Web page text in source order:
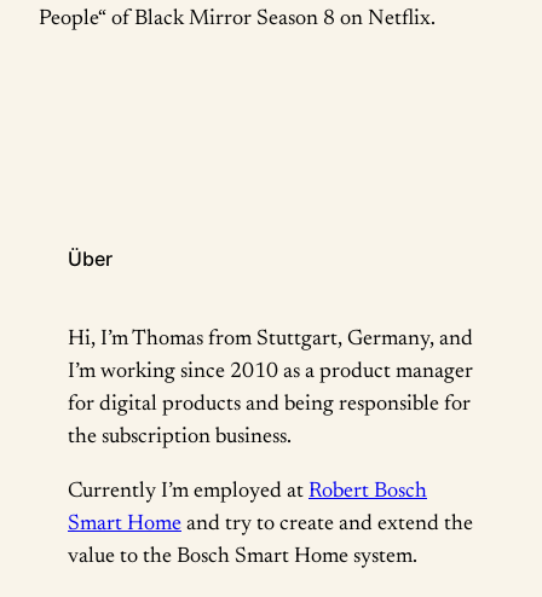
People“ of Black Mirror Season 8 on Netflix.
Über
Hi, I’m Thomas from Stuttgart, Germany, and
I’m working since 2010 as a product manager
for digital products and being responsible for
the subscription business.
Currently I’m employed at Robert Bosch
Smart Home and try to create and extend the
value to the Bosch Smart Home system.